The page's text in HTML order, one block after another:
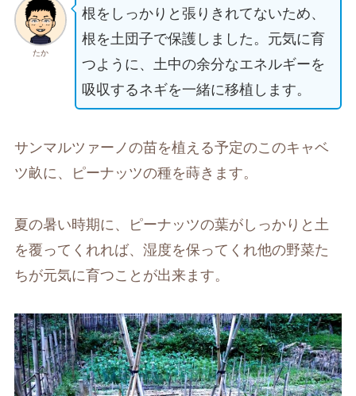
たか
根をしっかりと張りきれてないため、
根を土団子で保護しました。元気に育
つように、土中の余分なエネルギーを
吸収するネギを一緒に移植します。
サンマルツァーノの苗を植える予定のこのキャベ
ツ畝に、ピーナッツの種を蒔きます。
夏の暑い時期に、ピーナッツの葉がしっかりと土
を覆ってくれれば、湿度を保ってくれ他の野菜た
ちが元気に育つことが出来ます。